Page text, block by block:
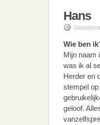
Hans
Wie ben
Mijn naam
was ik al
Herder en
stempel
geloof.